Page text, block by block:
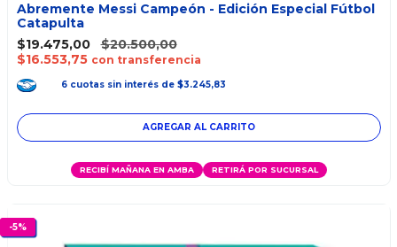
Abremente Messi Campeón - Edición Especial Fútbol
Catapulta
$19.475,00
$20.500,00
$16.553,75 con transferencia
6 cuotas sin interés de $3.245,83
RECIBÍ MAÑANA EN AMBA RETIRÁ POR SUCURSAL
-5%